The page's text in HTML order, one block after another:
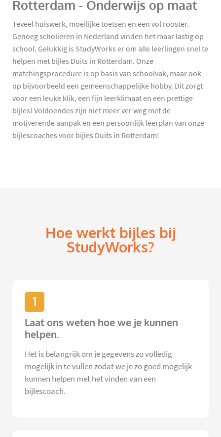
Rotterdam - Onderwijs op maat
Teveel huiswerk, moeilijke toetsen en een vol rooster.
Genoeg scholieren in Nederland vinden het maar lastig op
school. Gelukkig is StudyWorks er om alle leerlingen snel te
helpen met bijles Duits in Rotterdam. Onze
matchingsprocedure is op basis van schoolvak, maar ook
op bijvoorbeeld een gemeenschappelijke hobby. Dit zorgt
voor een leuke klik, een fijn leerklimaat en een prettige
bijles! Voldoendes zijn niet meer ver weg met de
motiverende aanpak en een persoonlijk leerplan van onze
bijlescoaches voor bijles Duits in Rotterdam!
Hoe werkt bijles bij
StudyWorks?
1
Laat ons weten hoe we je kunnen
helpen.
Het is belangrijk om je gegevens zo volledig
mogelijk in te vullen zodat we je zo goed mogelijk
kunnen helpen met het vinden van een
bijlescoach.